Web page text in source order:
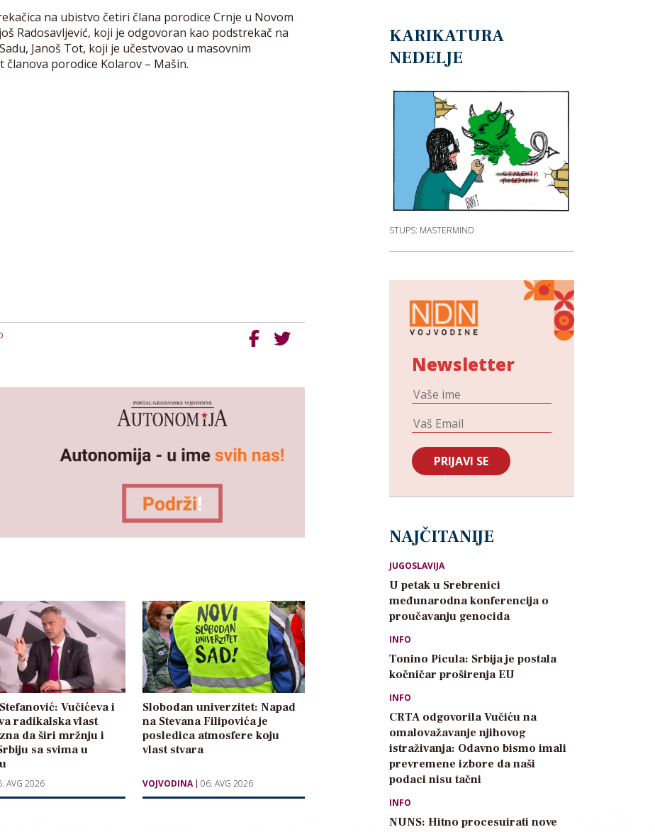
na ubistvo četiri člana porodice Crnje u Novom
Radosavljević, koji je odgovoran kao podstrekač na
Janoš Tot, koji je učestvovao u masovnim
porodice Kolarov – Mašin.
Vučićeva i
radikalska vlast
da širi mržnju i
sa svima u
AVG 2026
Slobodan univerzitet: Napad
na Stevana Filipovića je
posledica atmosfere koju
vlast stvara
VOJVODINA 06. AVG 2026
KARIKATURA
NEDELJE
STUPS: MASTERMIND
Newsletter
NAJČITANIJE
JUGOSLAVIJA
U petak u Srebrenici
međunarodna konferencija o
proučavanju genocida
INFO
Tonino Picula: Srbija je postala
kočničar proširenja EU
INFO
CRTA odgovorila Vučiću na
omalovažavanje njihovog
istraživanja: Odavno bismo imali
prevremene izbore da naši
podaci nisu tačni
INFO
NUNS: Hitno procesuirati nove